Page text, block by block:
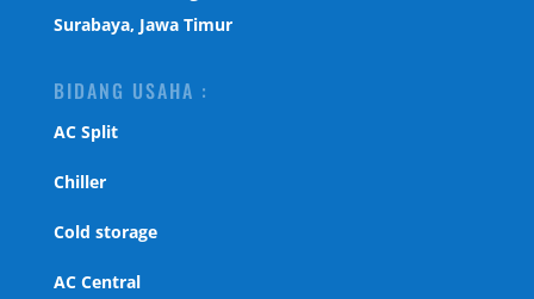
Surabaya, Jawa Timur
BIDANG USAHA :
AC Split
Chiller
Cold storage
AC Central